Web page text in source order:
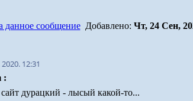
Добавлено: Чт, 24 Сен,
12:31
:
дурацкий - лысый какой-то...